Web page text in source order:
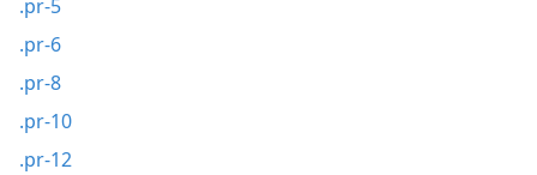
.pr-5
.pr-6
.pr-8
.pr-10
.pr-12